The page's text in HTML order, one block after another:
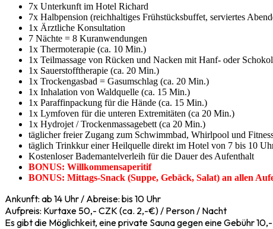
7x Unterkunft im Hotel Richard
7x Halbpension (reichhaltiges Frühstücksbuffet, serviertes
1x Ärztliche Konsultation
7 Nächte = 8 Kuranwendungen
1x Thermoterapie (ca. 10 Min.)
1x Teilmassage von Rücken und Nacken mit Hanf- oder
1x Sauerstofftherapie (ca. 20 Min.)
1x Trockengasbad = Gasumschlag (ca. 20 Min.)
1x Inhalation von Waldquelle (ca. 15 Min.)
1x Paraffinpackung für die Hände (ca. 15 Min.)
1x Lymfoven für die unteren Extremitäten (ca 20 Min.)
1x Hydrojet / Trockenmassagebett (ca 20 Min.)
täglicher freier Zugang zum Schwimmbad, Whirlpool und
täglich Trinkkur einer Heilquelle direkt im Hotel von 7 bis 10
Kostenloser Bademantelverleih für die Dauer des Aufenthalt
BONUS: Willkommensaperitif
BONUS: Mittags-Snack (Suppe, Gebäck, Salat) an allen
Ankunft: ab 14 Uhr / Abreise: bis 10 Uhr
Aufpreis: Kurtaxe 50,- CZK (ca. 2,-€) / Person / Nacht
Es gibt die Möglichkeit, eine private Sauna gegen eine Gebühr